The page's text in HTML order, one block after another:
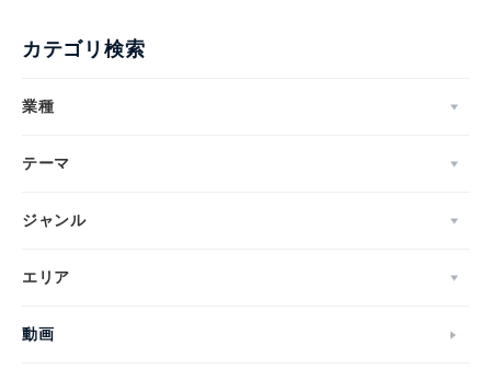
カテゴリ検索
業種
テーマ
ジャンル
エリア
動画